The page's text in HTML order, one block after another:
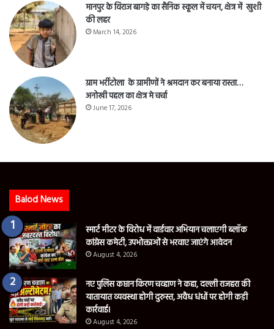
मानपुर के विराज बागड़े का सैनिक स्कूल में चयन, क्षेत्र में खुशी
की लहर
March 14, 2026
ग्राम भर्रीटोला के ग्रामीणों ने श्रमदान कर बनाया रास्ता…
अनोखी पहल का क्षेत्र मे चर्चा
June 17, 2026
Balod News
स्मार्ट मीटर के विरोध में वार्डवार अभियान चलाएगी ब्लॉक
कांग्रेस कमेटी, उपभोक्ताओं से भरवाए जाएंगे आवेदन
August 4, 2026
नए पुलिस कप्तान किरण चव्हाण ने कहा, दल्ली राजहरा की
यातायात व्यवस्था होगी दुरुस्त, अवैध धंधों पर होगी कड़ी
कार्रवाई।
August 4, 2026